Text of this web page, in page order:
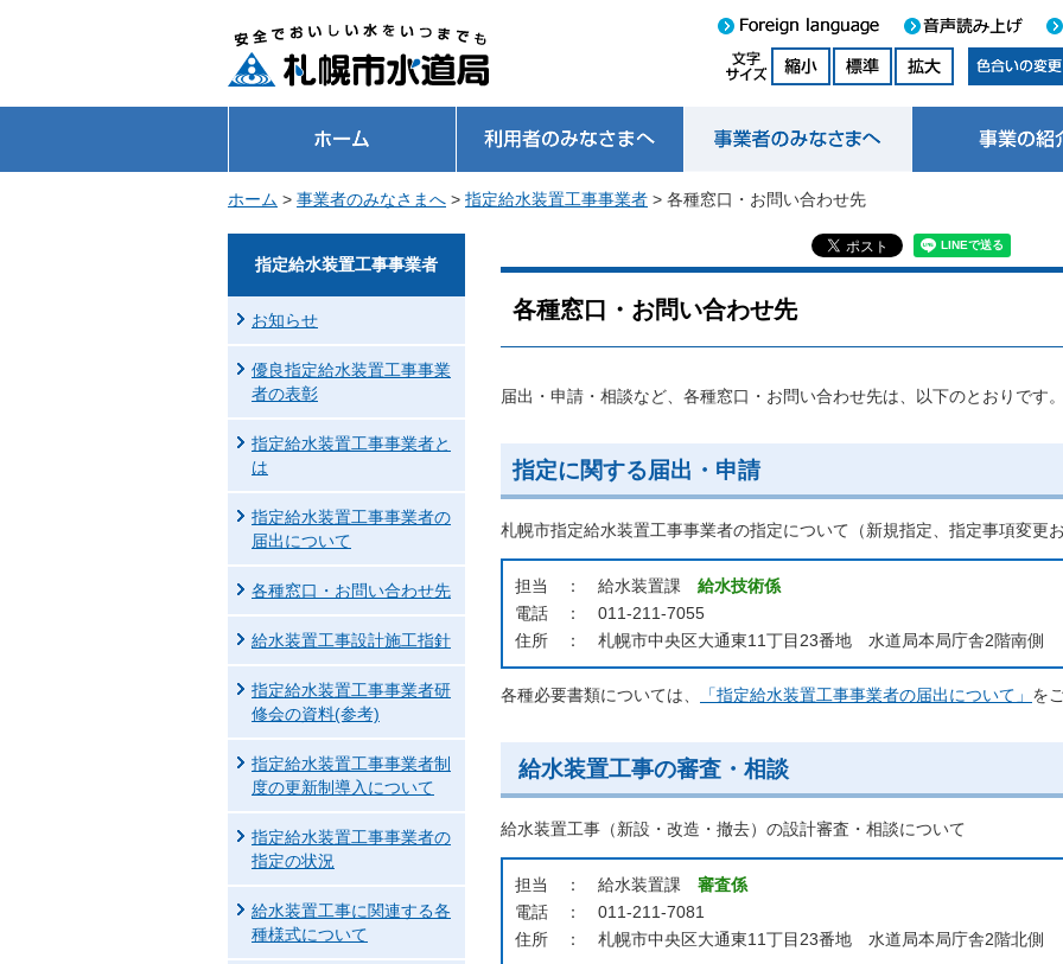
ホーム > 事業者のみなさまへ > 指定給水装置工事事業者 > 各種窓口・お問い合わせ先
各種窓口・お問い合わせ先
届出・申請・相談など、各種窓口・お問い合わせ先は、以下のとおりです。
指定に関する届出・申請
札幌市指定給水装置工事事業者の指定について（新規指定、指定事項変更
担当 ： 給水装置課 給水技術係
電話 ： 011-211-7055
住所 ： 札幌市中央区大通東11丁目23番地 水道局本局庁舎2階南側
各種必要書類については、 「指定給水装置工事事業者の届出について」 を
給水装置工事の審査・相談
給水装置工事（新設・改造・撤去）の設計審査・相談について
担当 ： 給水装置課 審査係
電話 ： 011-211-7081
住所 ： 札幌市中央区大通東11丁目23番地 水道局本局庁舎2階北側
指定給水装置工事事業者
お知らせ
優良指定給水装置工事事業
者の表彰
指定給水装置工事事業者と
は
指定給水装置工事事業者の
届出について
各種窓口・お問い合わせ先
給水装置工事設計施工指針
指定給水装置工事事業者研
修会の資料(参考)
指定給水装置工事事業者制
度の更新制導入について
指定給水装置工事事業者の
指定の状況
給水装置工事に関連する各
種様式について